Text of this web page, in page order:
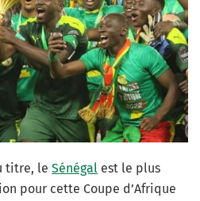
titre, le Sénégal est le plus
pour cette Coupe d’Afrique